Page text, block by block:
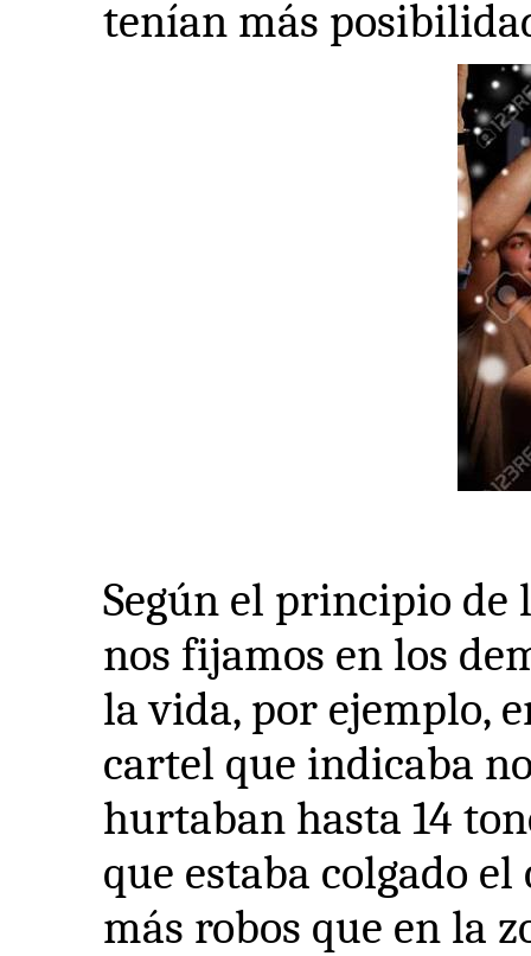
tenían más
Según el principio de
nos fijamos en los
la vida, por ejemplo,
cartel que indicaba
hurtaban hasta 14
que estaba colgado
más robos que en la